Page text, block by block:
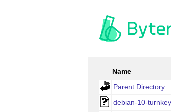
Name
Parent Directory
debian-10-